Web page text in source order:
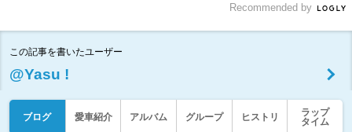
Recommended by
この記事を書いたユーザー
@Yasu !
ブログ 愛車紹介 アルバム グループ ヒストリ
ラップ
タイム